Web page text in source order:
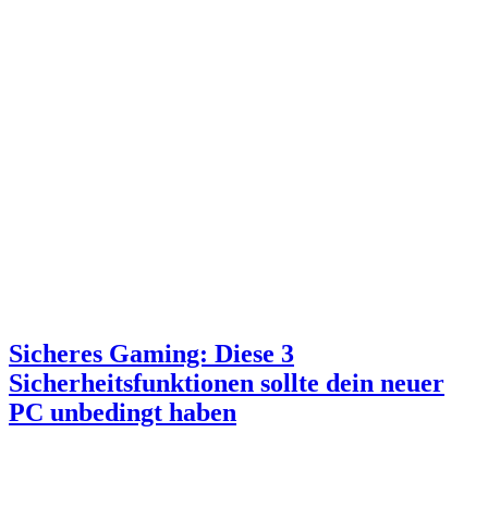
Sicheres Gaming: Diese 3
Sicherheitsfunktionen sollte dein neuer
PC unbedingt haben